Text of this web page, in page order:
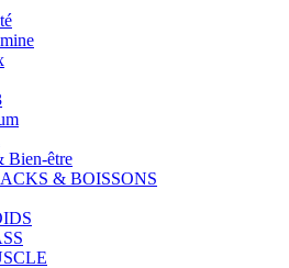
Bien-être
& BOISSONS